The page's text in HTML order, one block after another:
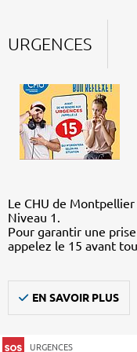
URGENCES
Le CHU de
Niveau 1.
Pour garantir une
appelez le 15 avant
EN SAVOIR PLUS
URGENCES